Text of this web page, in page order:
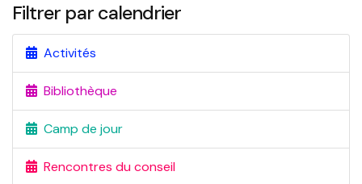
Filtrer par calendrier
Activités
Bibliothèque
Camp de jour
Rencontres du conseil